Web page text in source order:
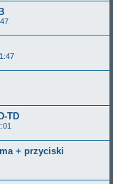
TD
+ przyciski